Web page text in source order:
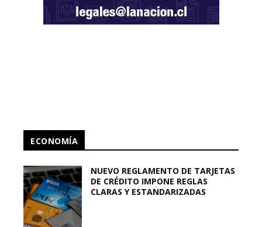
ECONOMÍA
NUEVO REGLAMENTO DE TARJETAS
DE CRÉDITO IMPONE REGLAS
CLARAS Y ESTANDARIZADAS